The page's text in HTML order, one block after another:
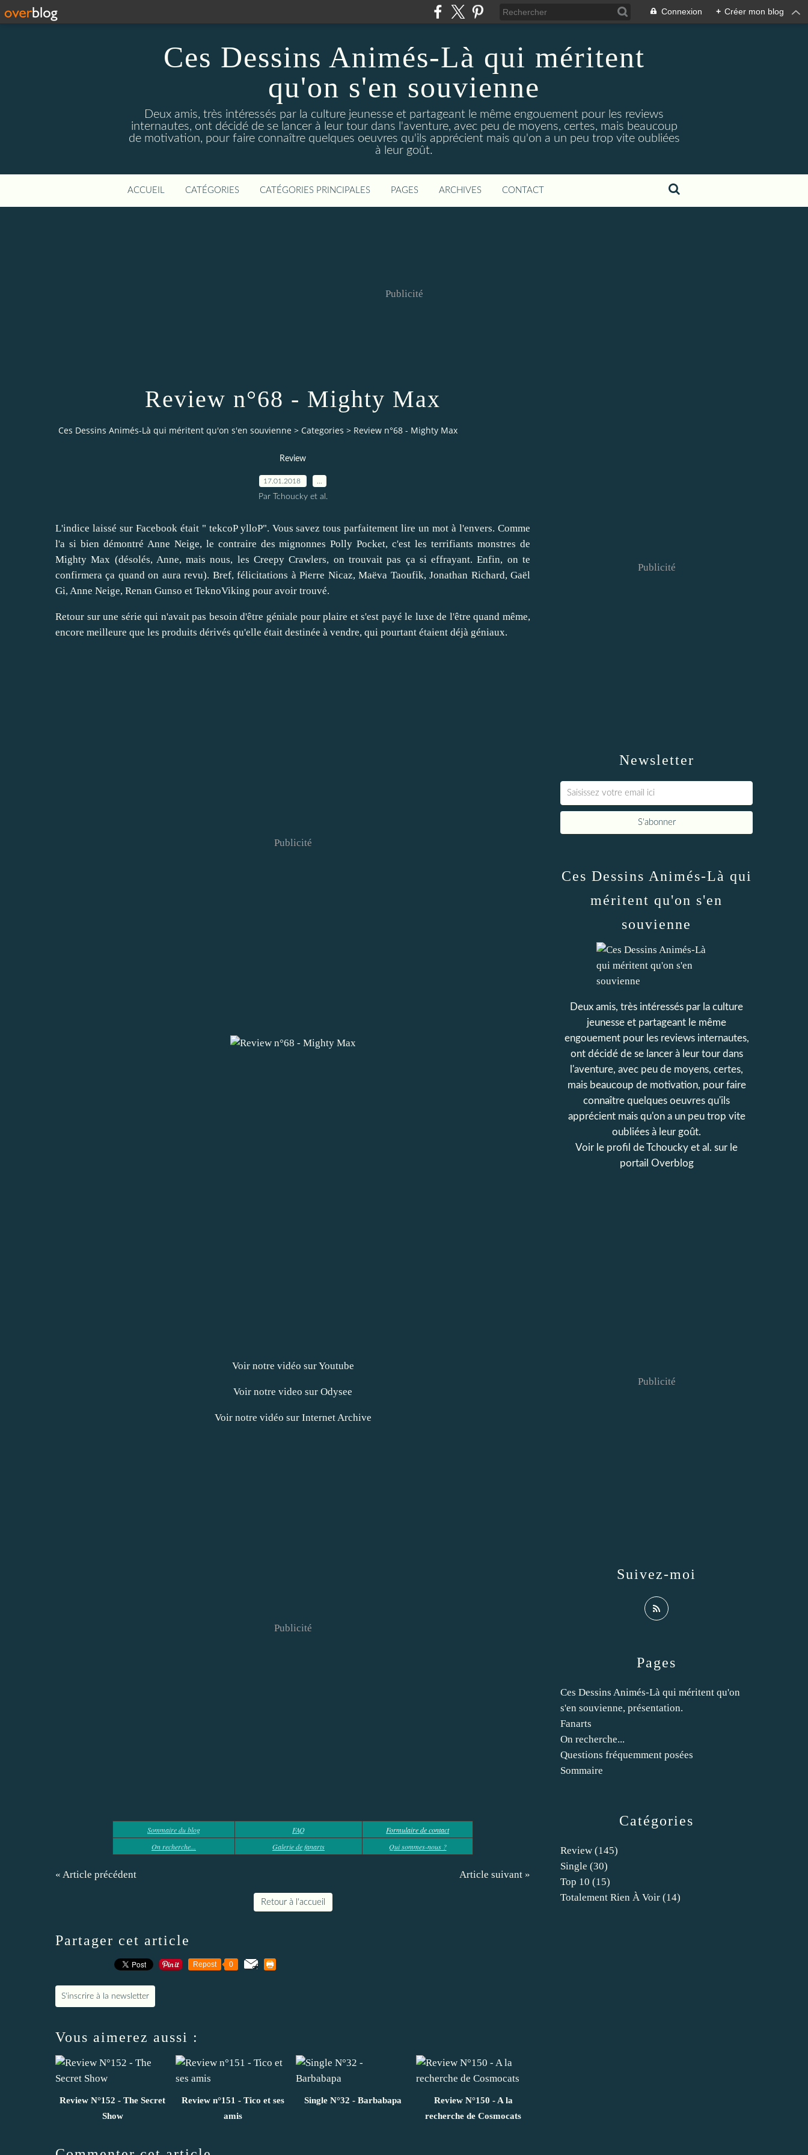
Connexion + Créer mon blog
Ces Dessins Animés-Là qui méritent
qu'on s'en souvienne
Deux amis, très intéressés par la culture jeunesse et partageant le même engouement pour les reviews
internautes, ont décidé de se lancer à leur tour dans l'aventure, avec peu de moyens, certes, mais beaucoup
de motivation, pour faire connaître quelques oeuvres qu'ils apprécient mais qu'on a un peu trop vite oubliées
à leur goût.
ACCUEIL CATÉGORIES CATÉGORIES PRINCIPALES PAGES ARCHIVES CONTACT
Publicité
Review n°68 - Mighty Max
Ces Dessins Animés-Là qui méritent qu'on s'en souvienne > Categories > Review n°68 - Mighty Max
Review
17.01.2018
Par Tchoucky et al.
L'indice laissé sur Facebook était " tekcoP ylloP". Vous savez tous parfaitement lire un mot à l'envers. Comme
l'a si bien démontré Anne Neige, le contraire des mignonnes Polly Pocket, c'est les terrifiants monstres de
Mighty Max (désolés, Anne, mais nous, les Creepy Crawlers, on trouvait pas ça si effrayant. Enfin, on te
confirmera ça quand on aura revu). Bref, félicitations à Pierre Nicaz, Maëva Taoufik, Jonathan Richard, Gaël
Gi, Anne Neige, Renan Gunso et TeknoViking pour avoir trouvé.
Retour sur une série qui n'avait pas besoin d'être géniale pour plaire et s'est payé le luxe de l'être quand même,
encore meilleure que les produits dérivés qu'elle était destinée à vendre, qui pourtant étaient déjà géniaux.
Publicité
Voir notre vidéo sur Youtube
Voir notre video sur Odysee
Voir notre vidéo sur Internet Archive
Publicité
Sommaire du blog FAQ
Formulaire de contact
On recherche...
Galerie de fanarts Qui sommes-nous ?
« Article précédent Article suivant »
Retour à l'accueil
Partager cet article
Repost 0
S'inscrire à la newsletter
Vous aimerez aussi :
Review N°152 - The Secret
Show
Review n°151 - Tico et ses
amis
Single N°32 - Barbabapa
Review N°150 - A la
recherche de Cosmocats
Newsletter
Publicité
Catégories
Review (145)
Single (30)
Top 10 (15)
Totalement Rien À Voir (14)
Pages
Ces Dessins Animés-Là qui méritent qu'on
s'en souvienne, présentation.
Fanarts
On recherche...
Questions fréquemment posées
Sommaire
Ces Dessins Animés-Là qui
méritent qu'on s'en
souvienne
Deux amis, très intéressés par la culture
jeunesse et partageant le même
engouement pour les reviews internautes,
ont décidé de se lancer à leur tour dans
l'aventure, avec peu de moyens, certes,
mais beaucoup de motivation, pour faire
connaître quelques oeuvres qu'ils
apprécient mais qu'on a un peu trop vite
oubliées à leur goût.
Voir le profil deTchoucky et al. sur le
portail Overblog
Suivez-moi
Publicité